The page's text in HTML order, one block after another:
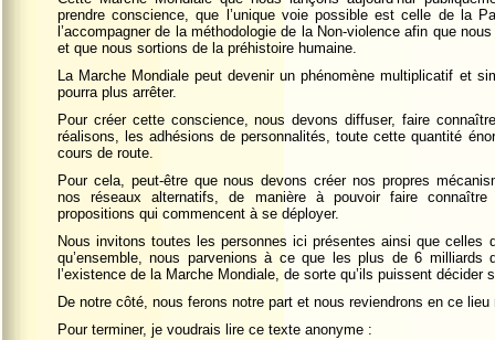
prendre conscience, que l’unique voie possible est celle de la
l’accompagner de la méthodologie de la Non-violence afin que
et que nous sortions de la préhistoire humaine.
La Marche Mondiale peut devenir un phénomène multiplicatif et
pourra plus arrêter.
Pour créer cette conscience, nous devons diffuser, faire
réalisons, les adhésions de personnalités, toute cette quantité
cours de route.
Pour cela, peut-être que nous devons créer nos propres
nos réseaux alternatifs, de manière à pouvoir faire
propositions qui commencent à se déployer.
Nous invitons toutes les personnes ici présentes ainsi que celles
qu’ensemble, nous parvenions à ce que les plus de 6 milliards
l’existence de la Marche Mondiale, de sorte qu’ils puissent décider
De notre côté, nous ferons notre part et nous reviendrons en ce
Pour terminer, je voudrais lire ce texte anonyme :